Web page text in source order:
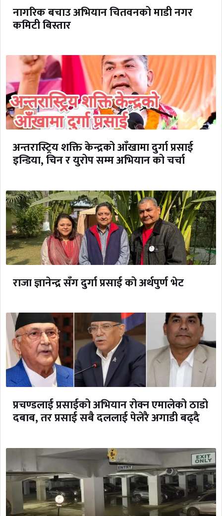
नागरिक बचाउ अभियान चितवनको माडी नगर
कमिटी बिस्तार
अन्तरास्ट्रिय शक्ति केन्द्रको आँखामा दुर्गा प्रसाई
इन्डिया, चिन र युरोप सम्म अभियान को चर्चा
राजा ज्ञानेन्द्र सँग दुर्गा प्रसाई को अर्थपुर्ण भेट
प्रचण्डलाई प्रसाईको अभियान रोक्न एमालेको ठाडो
दबाब, तर प्रसाई सबै दललाई पेलेरै अगाडी बढ्दै